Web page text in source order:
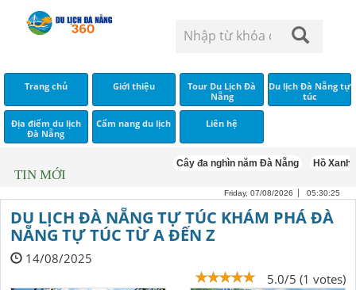
Trang chủ Giới thiệu
Tour Du Lịch Đà
Nẵng
Du lịch Đà Nẵng tự
túc
Địa điểm du lịch
Đà Nẵng
Cẩm nang du lịch Liên hệ
TIN MỚI
Cây đa nghìn năm Đà Nẵng Hồ Xanh Đà
Friday, 07/08/2026 05:30:26
DU LỊCH ĐÀ NẴNG TỰ TÚC KHÁM PHÁ ĐÀ
NẴNG TỰ TÚC TỪ A ĐẾN Z
14/08/2025
5.0/5 (1 votes)